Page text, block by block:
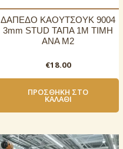
ΔΑΠΕΔΟ ΚΑΟΥΤΣΟΥΚ 9004
3mm STUD ΤΑΠΑ 1Μ TIMH
ANA M2
€18.00
ΠΡΟΣΘΉΚΗ ΣΤΟ
ΚΑΛΆΘΙ